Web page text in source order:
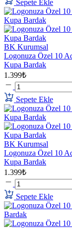
Sepete Ekle
BK Kurumsal
Logonuza Özel 10
Kupa Bardak
1.399₺
Sepete Ekle
BK Kurumsal
Logonuza Özel 10
Kupa Bardak
1.399₺
Sepete Ekle